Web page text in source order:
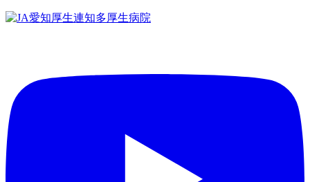
コ
ス
キ
ッ
プ